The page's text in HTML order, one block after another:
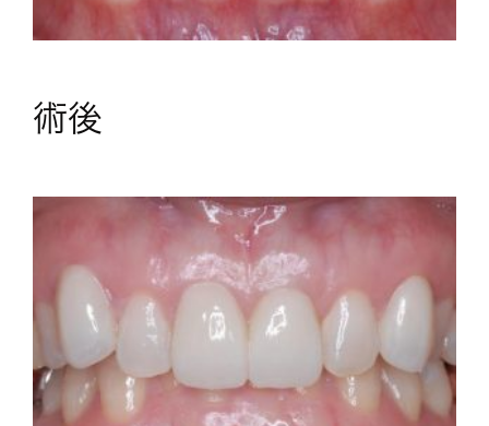
術後